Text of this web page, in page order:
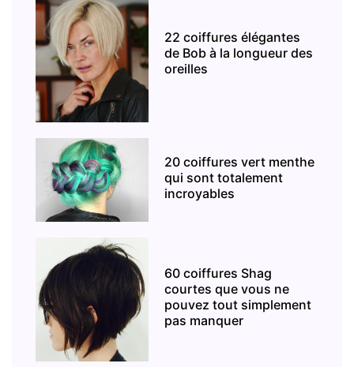
22 coiffures élégantes
de Bob à la longueur des
oreilles
20 coiffures vert menthe
qui sont totalement
incroyables
60 coiffures Shag
courtes que vous ne
pouvez tout simplement
pas manquer